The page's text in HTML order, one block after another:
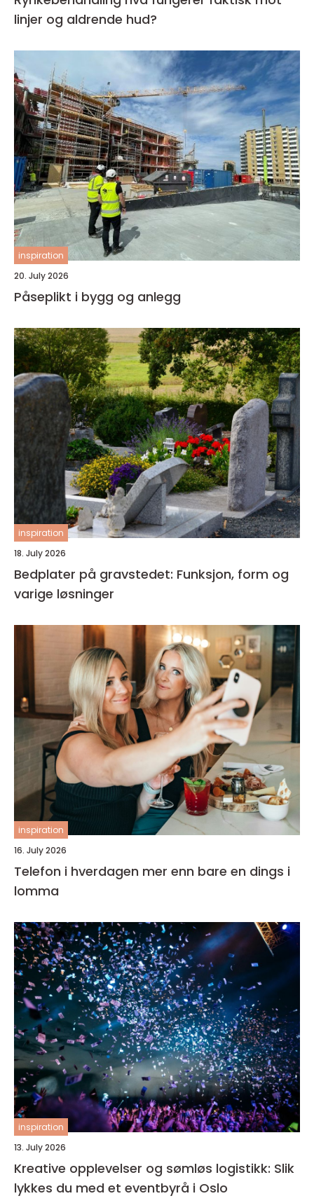
linjer og aldrende hud?
inspiration
20. July 2026
Påseplikt i bygg og anlegg
inspiration
18. July 2026
Bedplater på gravstedet: Funksjon, form og
varige løsninger
inspiration
16. July 2026
Telefon i hverdagen mer enn bare en dings i
lomma
inspiration
13. July 2026
Kreative opplevelser og sømløs logistikk: Slik
lykkes du med et eventbyrå i Oslo